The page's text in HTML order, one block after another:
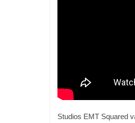
Studios EMT Squared